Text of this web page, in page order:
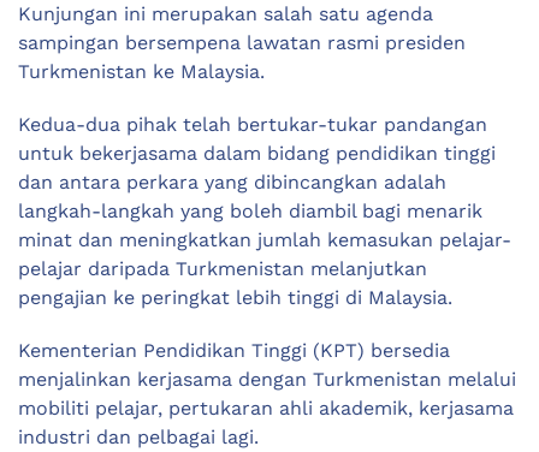
Kunjungan ini merupakan salah satu agenda
sampingan bersempena lawatan rasmi presiden
Turkmenistan ke Malaysia.
Kedua-dua pihak telah bertukar-tukar pandangan
untuk bekerjasama dalam bidang pendidikan tinggi
dan antara perkara yang dibincangkan adalah
langkah-langkah yang boleh diambil bagi menarik
minat dan meningkatkan jumlah kemasukan pelajar-
pelajar daripada Turkmenistan melanjutkan
pengajian ke peringkat lebih tinggi di Malaysia.
Kementerian Pendidikan Tinggi (KPT) bersedia
menjalinkan kerjasama dengan Turkmenistan melalui
mobiliti pelajar, pertukaran ahli akademik, kerjasama
industri dan pelbagai lagi.